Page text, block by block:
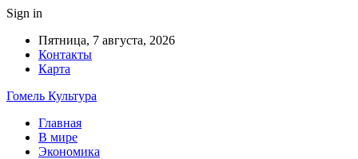
Sign in
Пятница, 7 августа, 2026
Контакты
Карта
Гомель Культура
Главная
В мире
Экономика